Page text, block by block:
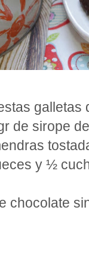
galletas
de sirope
y ½
chocolate